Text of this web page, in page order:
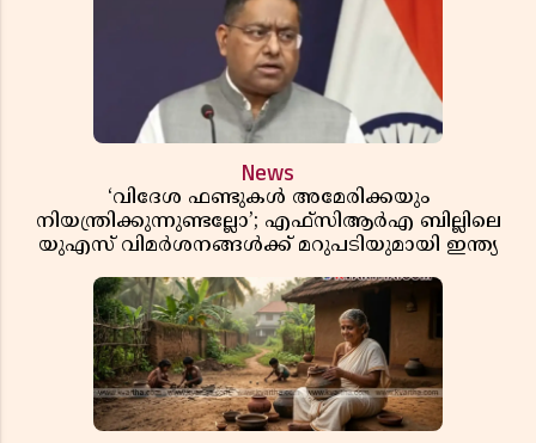
News
‘വിദേശ ഫണ്ടുകൾ അമേരിക്കയും
നിയന്ത്രിക്കുന്നുണ്ടല്ലോ’; എഫ്സിആർഎ ബില്ലിലെ
യുഎസ് വിമർശനങ്ങൾക്ക് മറുപടിയുമായി ഇന്ത്യ